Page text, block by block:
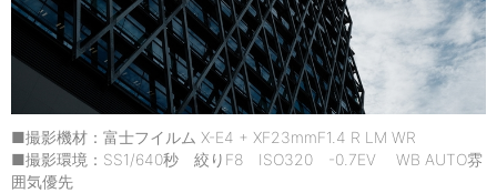
■撮影機材：富士フイルム X-E4 + XF23mmF1.4 R LM WR
■撮影環境：SS1/640秒 絞りF8 ISO320 -0.7EV WB AUTO雰
囲気優先